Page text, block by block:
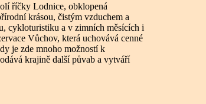
říčky Lodnice, obklopená
krásou, čistým vzduchem a
cykloturistiku a v zimních měsících i
Vůchov, která uchovává cenné
je zde mnoho možností k
krajině další půvab a vytváří